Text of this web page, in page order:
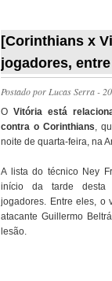
[Corinthians x
jogadores,
Postado por Lucas Serra-
O Vitória está
contra o Corinthians,
noite de quarta-feira, na
A lista do técnico Ney
início da tarde desta
jogadores. Entre eles, o
atacante Guillermo
lesão.